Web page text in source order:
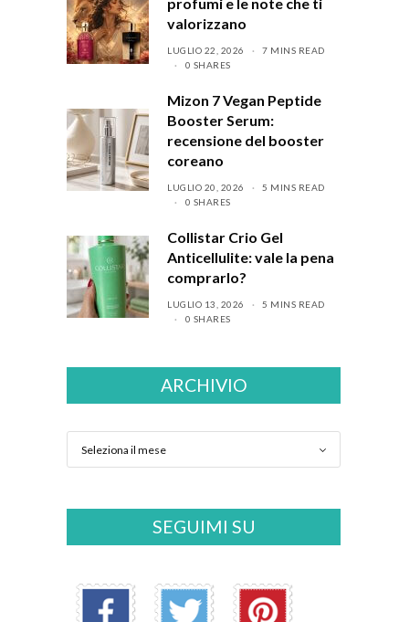
valorizzano
LUGLIO 22, 2026
7 MINS READ
0 SHARES
Mizon 7 Vegan Peptide
Booster Serum:
recensione del booster
coreano
LUGLIO 20, 2026
5 MINS READ
0 SHARES
Collistar Crio Gel
Anticellulite: vale la pena
comprarlo?
LUGLIO 13, 2026
5 MINS READ
0 SHARES
ARCHIVIO
SEGUIMI SU